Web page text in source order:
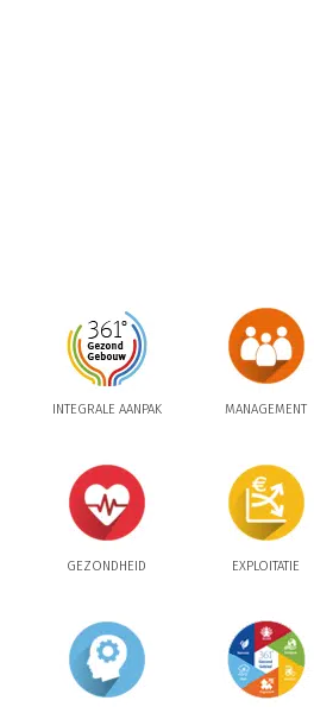
INTEGRALE AANPAK MANAGEMENT
GEZONDHEID EXPLOITATIE